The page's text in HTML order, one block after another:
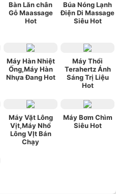
Bàn Lăn chân
Gỗ Maassage
Hot
Búa Nóng Lạnh
Điện Di Massage
Siêu Hot
Máy Hàn Nhiệt
Ống,Máy Hàn
Nhựa Đang Hot
Máy Thổi
Terahertz Ánh
Sáng Trị Liệu
Hot
Máy Vặt Lông
Vịt,Máy Nhổ
Lông VỊt Bán
Chạy
Máy Bơm Chìm
Siêu Hot